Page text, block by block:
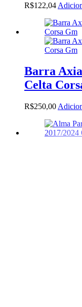
R$122,04
Barra
Celta
R$250,00